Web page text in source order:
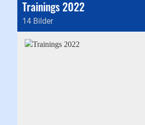
Trainings 2022
14 Bilder